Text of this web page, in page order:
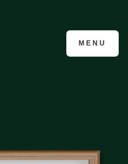
CMMI认证咨询
MENU